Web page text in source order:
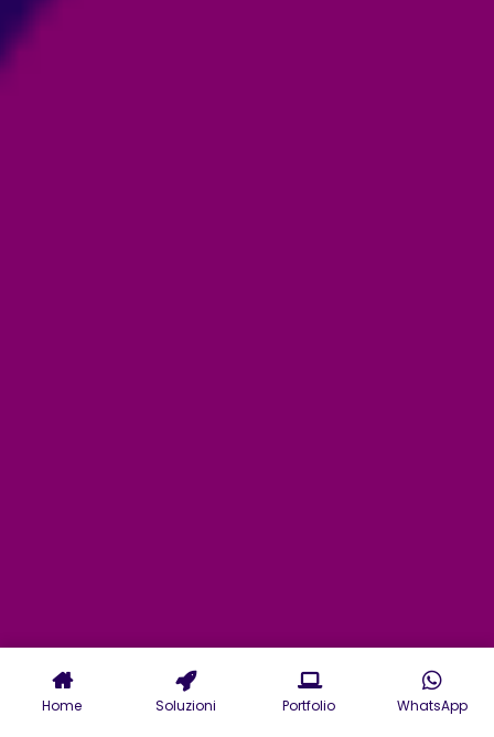
Home Soluzioni Portfolio WhatsApp